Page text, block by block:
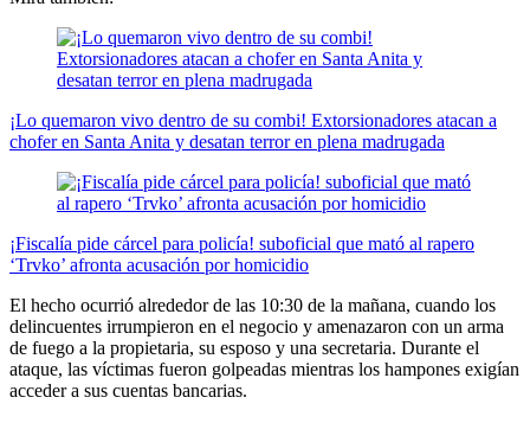
¡Lo quemaron vivo dentro de su combi! Extorsionadores atacan a
chofer en Santa Anita y desatan terror en plena madrugada
¡Fiscalía pide cárcel para policía! suboficial que mató al rapero
‘Trvko’ afronta acusación por homicidio
El hecho ocurrió alrededor de las 10:30 de la mañana, cuando los
delincuentes irrumpieron en el negocio y amenazaron con un arma
de fuego a la propietaria, su esposo y una secretaria. Durante el
ataque, las víctimas fueron golpeadas mientras los hampones exigían
acceder a sus cuentas bancarias.